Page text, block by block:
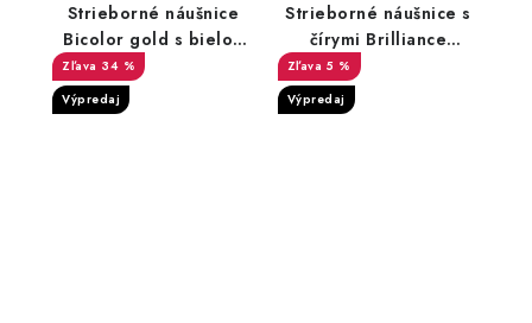
Strieborné náušnice
Bicolor gold s bielou
perlou a zirkónmi
34 %
Výpredaj
Strieborné náušnice s
čírymi Brilliance
Zirconia
5 %
Výpredaj